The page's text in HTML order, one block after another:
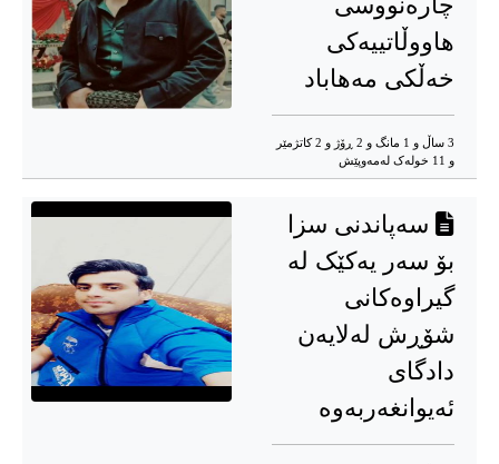
هاووڵاتییەکی
خەڵکی مەهاباد
3 ساڵ و 1 مانگ و 2 ڕۆژ و 2 کاتژمێر
و 11 خوله‌ک له‌مه‌وپێش‌
سەپاندنی سزا
بۆ سەر یەکێک لە
گیراوەکانی
شۆڕش لەلایەن
دادگای
ئەیوانغەربەوە